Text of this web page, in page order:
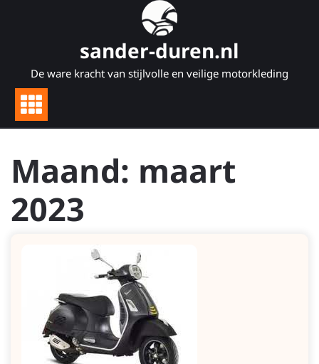
sander-duren.nl
De ware kracht van stijlvolle en veilige motorkleding
Maand: maart
2023